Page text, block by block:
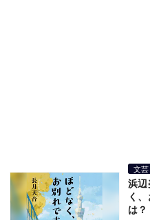
文芸
浜
く
は